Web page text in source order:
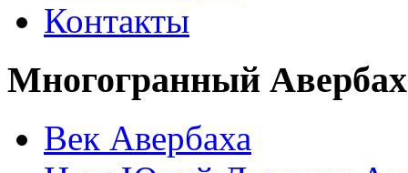
Контакты
Многогранный Авербах
Век Авербаха